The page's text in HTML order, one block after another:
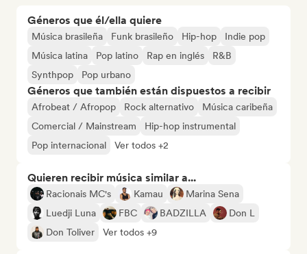
Géneros que él/ella quiere
Música brasileña Funk brasileño Hip-hop
Indie pop
Música latina
Pop latino Rap en inglés
R&B
Synthpop
Pop urbano
Géneros que también están dispuestos a recibir
Afrobeat / Afropop Rock alternativo
Música caribeña
Comercial / Mainstream
Hip-hop instrumental
Pop internacional
Ver todos +2
Quieren recibir música similar a...
Racionais MC's Kamau
Marina Sena
Luedji Luna
FBC BADZILLA
Don L
Don Toliver
Ver todos +9